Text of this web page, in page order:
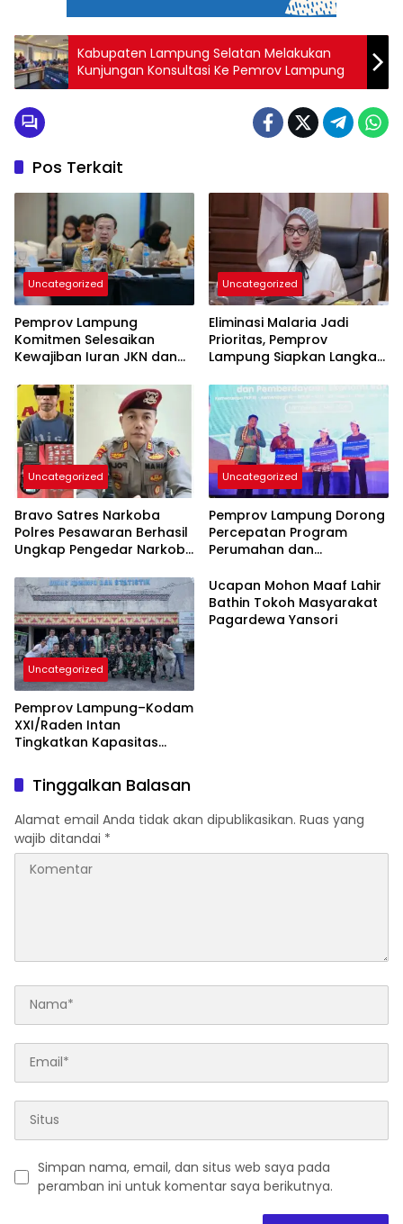
Kabupaten Lampung Selatan Melakukan
Kunjungan Konsultasi Ke Pemrov Lampung
Pos Terkait
Uncategorized
Pemprov Lampung
Komitmen Selesaikan
Kewajiban Iuran JKN dan
Kepesertaan BPJS
Kesehatan
Uncategorized
Eliminasi Malaria Jadi
Prioritas, Pemprov
Lampung Siapkan Langkah
Uncategorized
Bravo Satres Narkoba
Polres Pesawaran Berhasil
Ungkap Pengedar Narkoba
Uncategorized
Pemprov Lampung Dorong
Percepatan Program
Perumahan dan
Rakyat
Uncategorized
Pemprov Lampung–Kodam
XXI/Raden Intan
Tingkatkan Kapasitas
Komunikasi Publik
Ucapan Mohon Maaf Lahir
Bathin Tokoh Masyarakat
Pagardewa Yansori
Tinggalkan Balasan
Alamat email Anda tidak akan dipublikasikan. Ruas yang
wajib ditandai *
Simpan nama, email, dan situs web saya pada
peramban ini untuk komentar saya berikutnya.